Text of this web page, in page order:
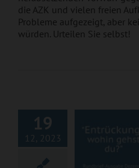
die AZK und vielen freien
Probleme aufgezeigt, aber
würden. Urteilen Sie selbst!
19
12, 2023